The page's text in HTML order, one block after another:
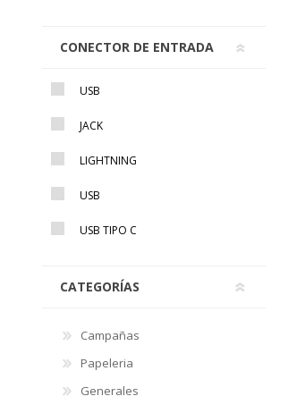
CONECTOR DE ENTRADA
USB
JACK
LIGHTNING
USB
USB TIPO C
CATEGORÍAS
Campañas
Papeleria
Generales